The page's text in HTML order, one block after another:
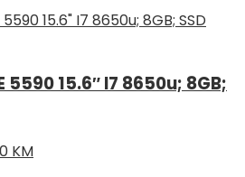
5590 15.6″ I7 8650u; 8GB;
KMTrenutna